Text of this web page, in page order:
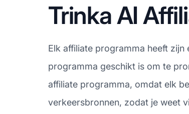
Trinka AI
Elk affiliate programma heeft
programma geschikt is om te
affiliate programma, omdat elk
verkeersbronnen, zodat je weet